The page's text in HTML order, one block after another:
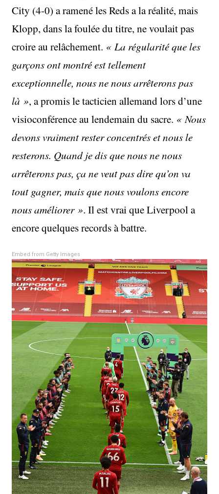
City (4-0) a ramené les Reds a la réalité, mais
Klopp, dans la foulée du titre, ne voulait pas
croire au relâchement. « La régularité que les
garçons ont montré est tellement
exceptionnelle, nous ne nous arrêterons pas
là », a promis le tacticien allemand lors d’une
visioconférence au lendemain du sacre. « Nous
devons vraiment rester concentrés et nous le
resterons. Quand je dis que nous ne nous
arrêterons pas, ça ne veut pas dire qu’on va
tout gagner, mais que nous voulons encore
nous améliorer ». Il est vrai que Liverpool a
encore quelques records à battre.
Embed from Getty Images